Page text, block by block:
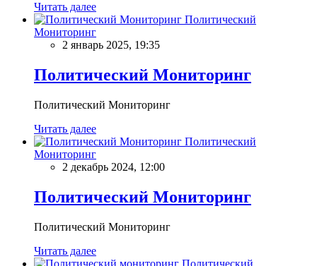
Читать далее
Политический
Мониторинг
2 январь 2025, 19:35
Политический Мониторинг
Политический Мониторинг
Читать далее
Политический
Мониторинг
2 декабрь 2024, 12:00
Политический Мониторинг
Политический Мониторинг
Читать далее
Политический